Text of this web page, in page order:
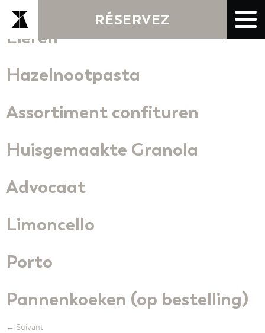
RÉSERVEZ
Eieren
Hazelnootpasta
Assortiment confituren
Huisgemaakte Granola
Advocaat
Limoncello
Porto
Pannenkoeken (op bestelling)
← Suivant